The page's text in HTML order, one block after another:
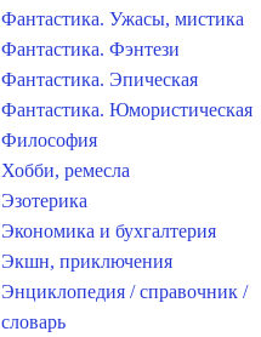
Фантастика. Ужасы, мистика
Фантастика. Фэнтези
Фантастика. Эпическая
Фантастика. Юмористическая
Философия
Хобби, ремесла
Эзотерика
Экономика и бухгалтерия
Экшн, приключения
Энциклопедия / справочник /
словарь